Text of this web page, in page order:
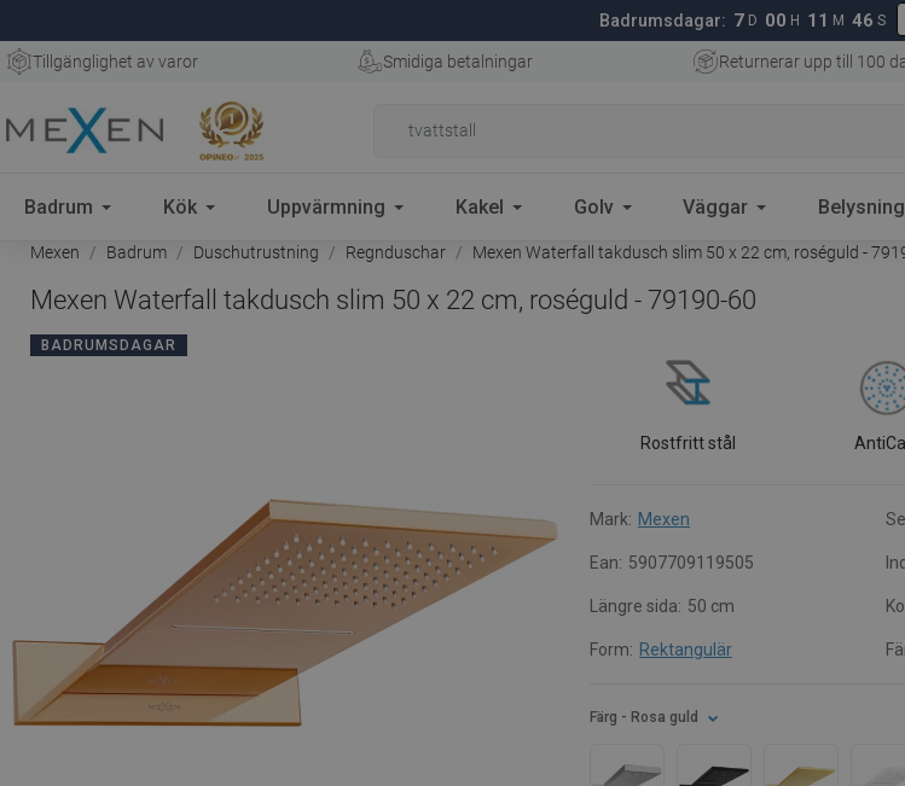
Badrumsdagar: 7 D 00 H 11 M 45 S
Tillgänglighet av varor Smidiga betalningar Returnerar upp till 100
Badrum Kök Uppvärmning Kakel Golv Väggar Belysning
Mexen Badrum Duschutrustning Regnduschar Mexen Waterfall takdusch slim 50 x 22 cm, roséguld -
Mexen Waterfall takdusch slim 50 x 22 cm, roséguld - 79190-60
BADRUMSDAGAR
Rostfritt stål
Mark: Mexen
Ean: 5907709119505
Längre sida: 50 cm
Form: Rektangulär
Färg - Rosa guld